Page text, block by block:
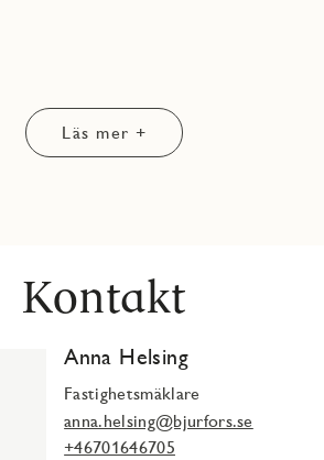
Läs mer +
Kontakt
Anna Helsing
Fastighetsmäklare
anna.helsing@bjurfors.se
+46701646705